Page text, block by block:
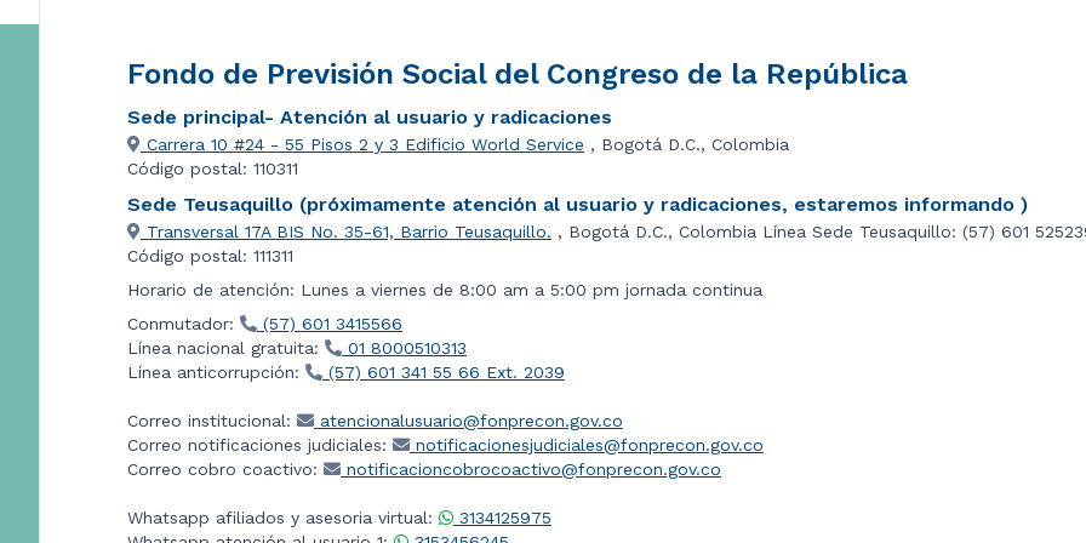
Fondo de Previsión Social del Congreso de la República
Sede principal- Atención al usuario y radicaciones
Carrera 10 #24 - 55 Pisos 2 y 3 Edificio World Service , Bogotá D.C., Colombia
Código postal: 110311
Sede Teusaquillo (próximamente atención al usuario y radicaciones, estaremos informando )
Transversal 17A BIS No. 35-61, Barrio Teusaquillo. , Bogotá D.C., Colombia Línea Sede Teusaquillo: (57) 601
Código postal: 111311
Horario de atención: Lunes a viernes de 8:00 am a 5:00 pm jornada continua
Conmutador:
(57) 601 3415566
Línea nacional gratuita:
01 8000510313
Línea anticorrupción:
(57) 601 341 55 66 Ext. 2039
Correo institucional:
atencionalusuario@fonprecon.gov.co
Correo notificaciones judiciales:
notificacionesjudiciales@fonprecon.gov.co
Correo cobro coactivo:
notificacioncobrocoactivo@fonprecon.gov.co
Whatsapp afiliados y asesoria virtual:
3134125975